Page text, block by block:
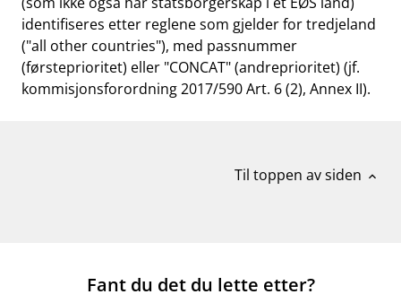
identifiseres etter reglene som gjelder for tredjeland
("all other countries"), med passnummer
(førsteprioritet) eller "CONCAT" (andreprioritet) (jf.
kommisjonsforordning 2017/590 Art. 6 (2), Annex II).
Til toppen av siden expand_less
Fant du det du lette etter?